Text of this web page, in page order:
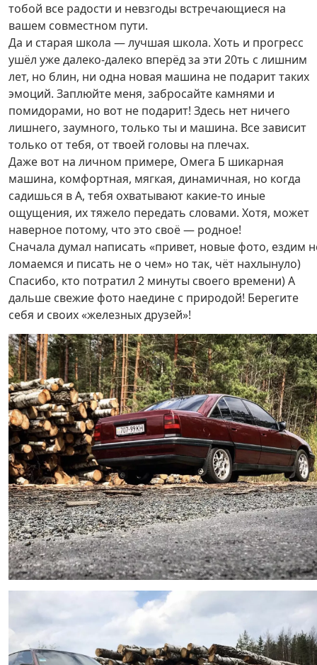
тобой все радости и невзгоды встречающиеся на
вашем совместном пути.
Да и старая школа — лучшая школа. Хоть и прогресс
ушёл уже далеко-далеко вперёд за эти 20ть с лишним
лет, но блин, ни одна новая машина не подарит таких
эмоций. Заплюйте меня, забросайте камнями и
помидорами, но вот не подарит! Здесь нет ничего
лишнего, заумного, только ты и машина. Все зависит
только от тебя, от твоей головы на плечах.
Даже вот на личном примере, Омега Б шикарная
машина, комфортная, мягкая, динамичная, но когда
садишься в А, тебя охватывают какие-то иные
ощущения, их тяжело передать словами. Хотя, может
наверное потому, что это своё — родное!
Сначала думал написать «привет, новые фото, ездим
ломаемся и писать не о чем» но так, чёт нахлынуло)
Спасибо, кто потратил 2 минуты своего времени) А
дальше свежие фото наедине с природой! Берегите
себя и своих «железных друзей»!